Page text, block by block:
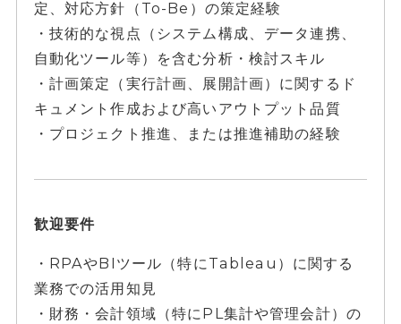
定、対応方針（To-Be）の策定経験
・技術的な視点（システム構成、データ連携、
自動化ツール等）を含む分析・検討スキル
・計画策定（実行計画、展開計画）に関するド
キュメント作成および高いアウトプット品質
・プロジェクト推進、または推進補助の経験
歓迎要件
・RPAやBIツール（特にTableau）に関する
業務での活用知見
・財務・会計領域（特にPL集計や管理会計）の